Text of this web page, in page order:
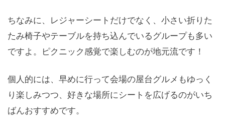
ちなみに、レジャーシートだけでなく、小さい折りた
たみ椅子やテーブルを持ち込んでいるグループも多い
ですよ。ピクニック感覚で楽しむのが地元流です！
個人的には、早めに行って会場の屋台グルメもゆっく
り楽しみつつ、好きな場所にシートを広げるのがいち
ばんおすすめです。